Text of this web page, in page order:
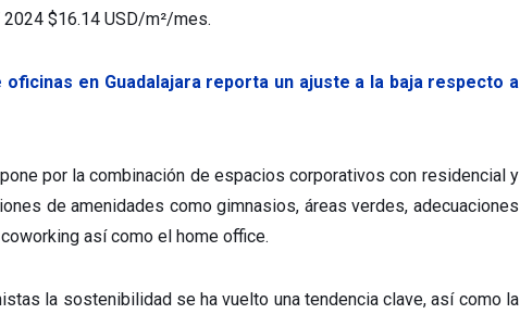
$16.14 USD/m²/mes.
en Guadalajara reporta un ajuste a la baja respecto a
por la combinación de espacios corporativos con residencial y
de amenidades como gimnasios, áreas verdes, adecuaciones
así como el home office.
la sostenibilidad se ha vuelto una tendencia clave, así como la